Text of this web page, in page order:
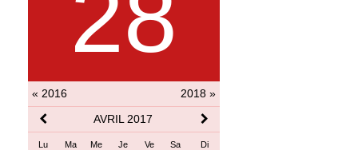
« 2016
2018 »
AVRIL 2017
Lu Ma Me Je Ve Sa Di